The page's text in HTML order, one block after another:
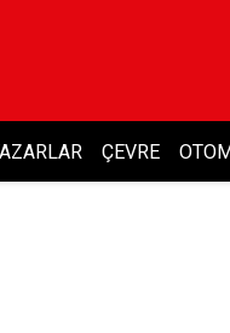
ÇEVRE